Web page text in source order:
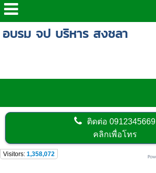
อบรม จป บริหาร สงชลา
ติดต่อ0912345669
คลิกเพื่อโทร
Visitors: 1,358,072